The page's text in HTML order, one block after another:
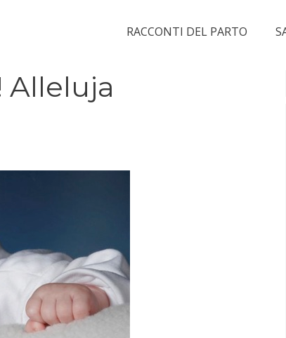
RACCONTI DEL PARTO
Alleluja